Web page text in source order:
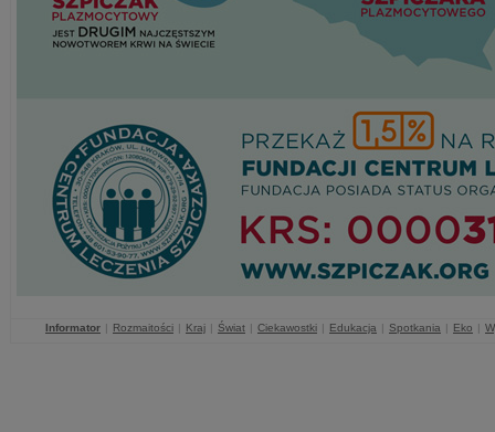
Informator | Rozmaitości | Kraj | Świat | Ciekawostki | Edukacja | Spotkania | Eko |